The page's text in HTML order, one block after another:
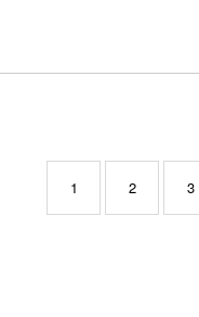
1 2 3